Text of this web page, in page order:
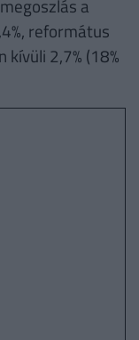
a
református
kívüli 2,7% (18%